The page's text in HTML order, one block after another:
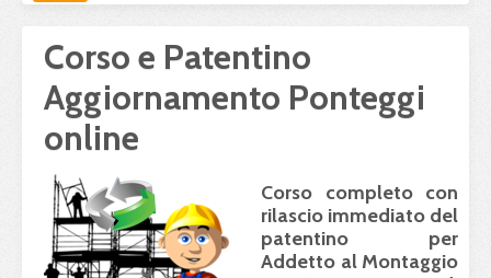
Corso e Patentino
Aggiornamento Ponteggi
online
Corso completo con
rilascio immediato del
patentino per
Addetto al Montaggio